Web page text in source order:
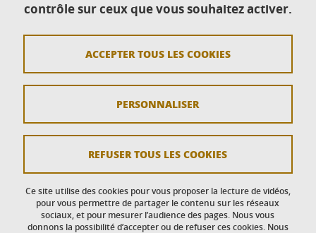
Contact
Crédits
Politique des cookies
Gestion des cookies
Accessibilité : non conforme
contrôle sur ceux que vous souhaitez activer.
Ce site utilise des cookies pour vous proposer la lecture de vidéos,
pour vous permettre de partager le contenu sur les réseaux
sociaux, et pour mesurer l’audience des pages. Nous vous
donnons la possibilité d’accepter ou de refuser ces cookies. Nous
ACCEPTER TOUS LES COOKIES
REFUSER TOUS LES COOKIES
PERSONNALISER